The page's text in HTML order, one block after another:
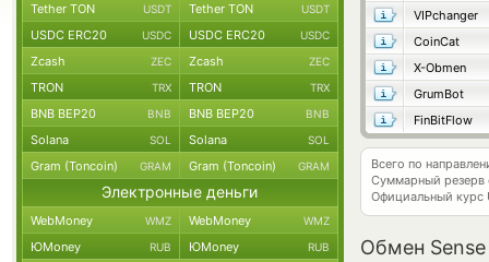
VIPchanger
CoinCat
X-Obmen
GrumBot
FinBitFlow
Всего по
Суммарный резерв
Официальный курс
Обмен Sense
Tether TON USDT Tether TON USDT
USDC ERC20 USDC USDC ERC20 USDC
Zcash ZEC Zcash ZEC
TRON TRX TRON TRX
BNB BEP20 BNB BNB BEP20 BNB
Solana SOL Solana SOL
Gram (Toncoin) GRAM Gram (Toncoin) GRAM
Электронные деньги
WebMoney WMZ WebMoney WMZ
ЮMoney RUB ЮMoney RUB